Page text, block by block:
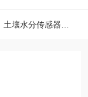
土壤水分传感器